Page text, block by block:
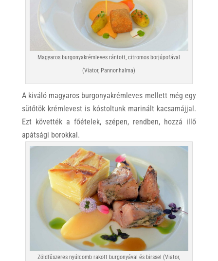
Magyaros burgonyakrémleves rántott, citromos borjúpofával
(Viator, Pannonhalma)
A kiváló magyaros burgonyakrémleves mellett még egy
sütőtök krémlevest is kóstoltunk marinált kacsamájjal.
Ezt követték a főételek, szépen, rendben, hozzá illő
apátsági borokkal.
Zöldfűszeres nyúlcomb rakott burgonyával és birssel (Viator,